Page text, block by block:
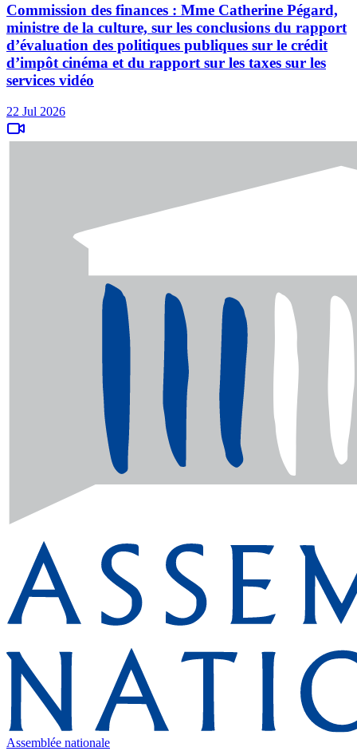
Commission des finances : Mme Catherine Pégard,
ministre de la culture, sur les conclusions du rapport
d’évaluation des politiques publiques sur le crédit
d’impôt cinéma et du rapport sur les taxes sur les
services vidéo
22 Jul 2026
Assemblée nationale